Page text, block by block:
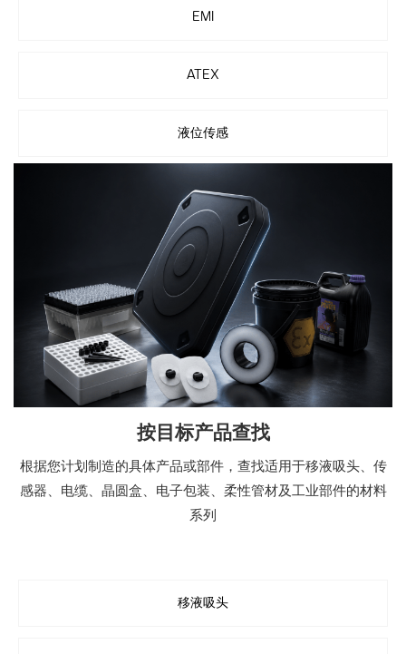
EMI
ATEX
液位传感
按目标产品查找
根据您计划制造的具体产品或部件，查找适用于移液吸头、传
感器、电缆、晶圆盒、电子包装、柔性管材及工业部件的材料
系列
移液吸头